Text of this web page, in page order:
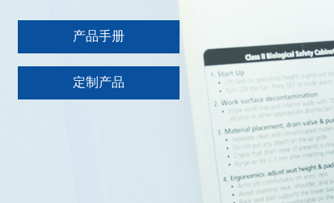
产品手册
定制产品